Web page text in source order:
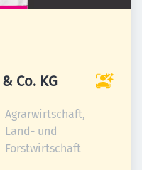
Co. KG
Agrarwirtschaft,
Land- und
Forstwirtschaft